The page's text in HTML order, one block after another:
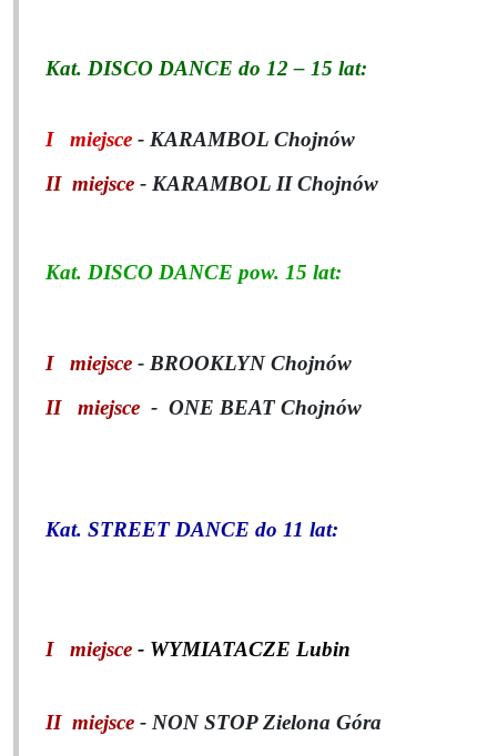
Kat. DISCO DANCE do 12 – 15 lat:
I miejsce - KARAMBOL Chojnów
II miejsce - KARAMBOL II Chojnów
Kat. DISCO DANCE pow. 15 lat:
I miejsce - BROOKLYN Chojnów
II miejsce - ONE BEAT Chojnów
Kat. STREET DANCE do 11 lat:
I miejsce - WYMIATACZE Lubin
II miejsce - NON STOP Zielona Góra